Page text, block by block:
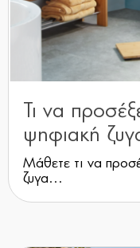
Τι να
ψηφιακή
Μάθετε τι να
ζυγα...